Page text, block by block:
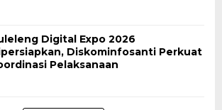
Digital Expo 2026
Diskominfosanti Perkuat
Pelaksanaan